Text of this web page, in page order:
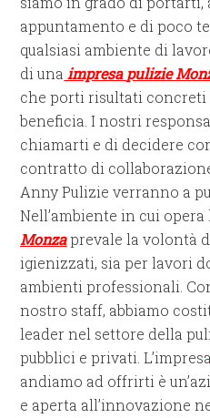
appuntamento e di poco
qualsiasi ambiente di
di una impresa pulizie
che porti risultati concreti
beneficia. I nostri
chiamarti e di decidere
contratto di
Anny Pulizie verranno a
Nell’ambiente in cui opera
Monzaprevale la volontà
igienizzati, sia per lavori
ambienti professionali.
nostro staff, abbiamo
leader nel settore della
pubblici e privati. L’impresa
andiamo ad offrirti è
e aperta all’innovazione